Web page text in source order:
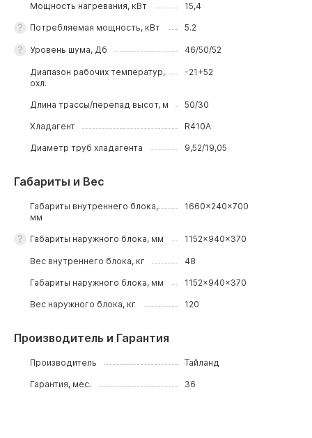
Мощность нагревания, кВт 15,4
Потребляемая мощность, кВт 5.2
Уровень шума, Дб 46/50/52
Диапазон рабочих температур,
охл.
-21+52
Длина трассы/перепад высот, м 50/30
Хладагент R410A
Диаметр труб хладагента 9,52/19,05
Габариты и Вес
Габариты внутреннего блока,
мм
1660x240x700
Габариты наружного блока, мм 1152x940x370
Вес внутреннего блока, кг 48
Габариты наружного блока, мм 1152x940x370
Вес наружного блока, кг 120
Производитель и Гарантия
Производитель Тайланд
Гарантия, мес. 36